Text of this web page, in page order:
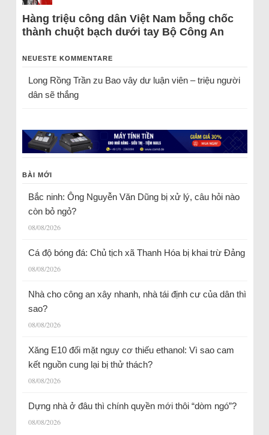
Hàng triệu công dân Việt Nam bỗng chốc
thành chuột bạch dưới tay Bộ Công An
NEUESTE KOMMENTARE
Long Rồng Trầnzu Bao vây dư luận viên – triệu người
dân sẽ thắng
BÀI MỚI
Bắc ninh: Ông Nguyễn Văn Dũng bị xử lý, câu hỏi nào
còn bỏ ngỏ?
08/08/2026
Cá độ bóng đá: Chủ tịch xã Thanh Hóa bị khai trừ Đảng
08/08/2026
Nhà cho công an xây nhanh, nhà tái định cư của dân thì
sao?
08/08/2026
Xăng E10 đối mặt nguy cơ thiếu ethanol: Vì sao cam
kết nguồn cung lại bị thử thách?
08/08/2026
Dựng nhà ở đâu thì chính quyền mới thôi “dòm ngó”?
08/08/2026